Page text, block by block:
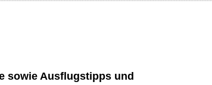
sowie Ausflugstipps und